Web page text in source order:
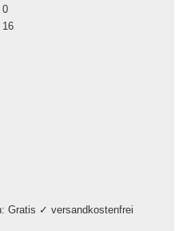
0
16
Gratis ✓ versandkostenfrei